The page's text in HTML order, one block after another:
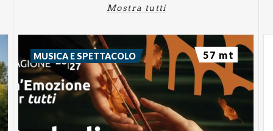
In ottobre il calendario si chiude con tre uscite: il 3
ottobre «In cammino tra le vie della città» lungo
Corso Garibaldi e San Marino, l'11 ottobre un
secondo appuntamento a San Michele Maggiore e il
18 ottobre il gran finale al Ponte Coperto,
ripercorrendo «Il ponte e il fiume delle leggende»
per chiudere idealmente il cerchio aperto in
Mostra tutti
MUSICA E SPETTACOLO 57 mt